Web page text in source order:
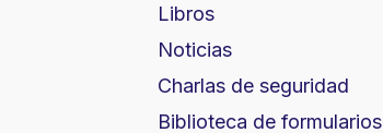
Libros
Noticias
Charlas de seguridad
Biblioteca de formularios